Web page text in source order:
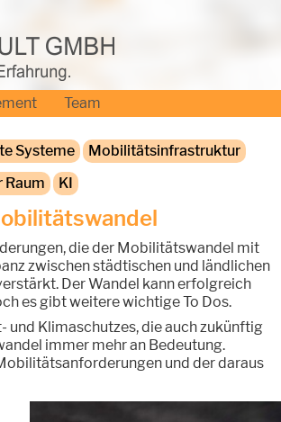
Team
Systeme
Mobilitätsinfrastruktur
Raum KI
die der Mobilitätswandel mit
zwischen städtischen und ländlichen
Der Wandel kann erfolgreich
es gibt weitere wichtige To Dos.
und Klimaschutzes, die auch zukünftig
immer mehr an Bedeutung.
und der daraus